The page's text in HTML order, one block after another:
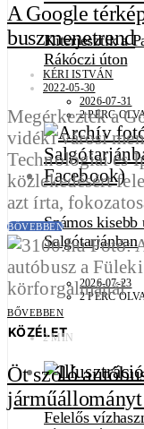
Kiterjesztik a
Rákóczi úton
2026-07-31
2 PERC
Számos kisebb
Salgótarjánban
2026-07-23
2 PERC
KÖZÉLET
Felelős
A Google
buszmenetrend
KÉRI ISTVÁN
2022-05-30
Megérkeztek a
vidéki városi
Technológiai és
közlekedésért
azt írta,
BŐVEBBEN
BŐVEBBEN
2 MIN
Öt szóló
járműállományt